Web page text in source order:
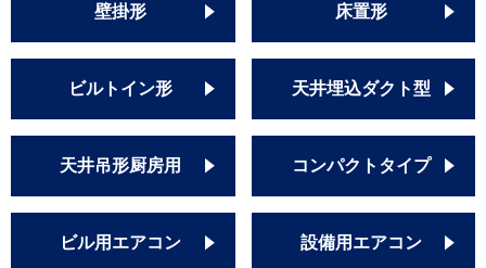
壁掛形 床置形
ビルトイン形 天井埋込ダクト型
天井吊形厨房用 コンパクトタイプ
ビル用エアコン 設備用エアコン